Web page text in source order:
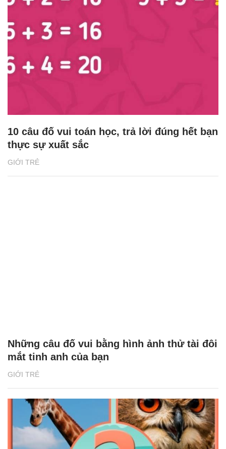
GIỚI TRẺ
10 câu đố vui toán học, trả lời đúng hết bạn
thực sự xuất sắc
GIỚI TRẺ
Những câu đố vui bằng hình ảnh thử tài đôi
mắt tinh anh của bạn